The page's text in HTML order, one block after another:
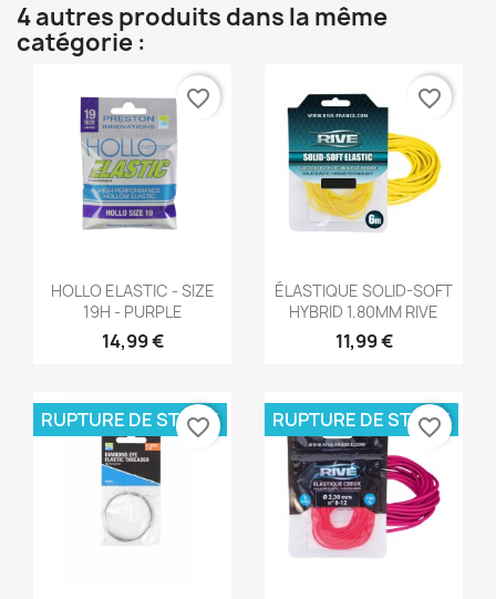
4 autres produits dans la même
catégorie :
 Aperçu rapide
HOLLO ELASTIC - SIZE
19H - PURPLE
14,99 €
favorite_border
Aperçu rapide
ÉLASTIQUE SOLID-SOFT
HYBRID 1.80MM RIVE
11,99 €
favorite_border
RUPTURE DE STOCK
favorite_border RUPTURE DE STOCK
favorite_border